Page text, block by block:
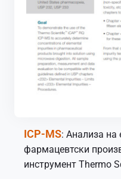
ICP-MS: Анализа на
фармацевтски
инструмент Thermo